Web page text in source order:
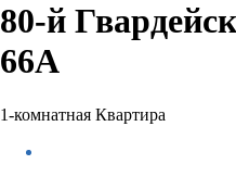
80-й
66А
1-комнатная Квартира